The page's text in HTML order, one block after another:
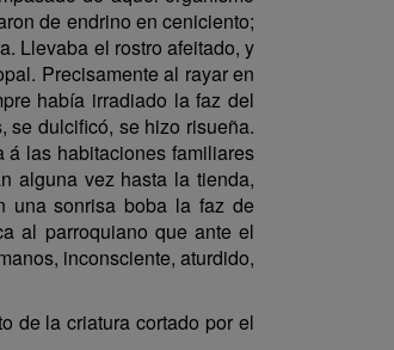
de endrino en ceniciento;
Llevaba el rostro afeitado, y
Precisamente al rayar en
había irradiado la faz del
se dulcificó, se hizo risueña.
á las habitaciones familiares
alguna vez hasta la tienda,
una sonrisa boba la faz de
al parroquiano que ante el
inconsciente, aturdido,
de la criatura cortado por el